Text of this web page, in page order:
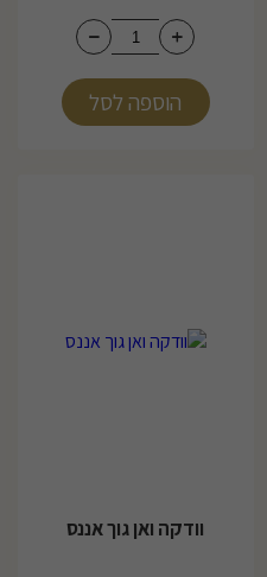
הוספה לסל
וודקה ואן גוך אננס